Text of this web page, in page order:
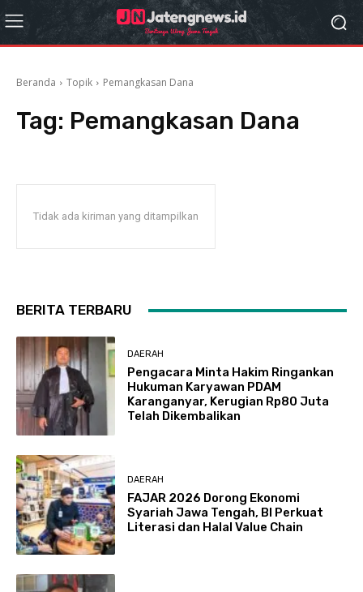
Beranda Topik Pemangkasan Dana
Tag: Pemangkasan Dana
Tidak ada kiriman yang ditampilkan
BERITA TERBARU
DAERAH
Pengacara Minta Hakim Ringankan
Hukuman Karyawan PDAM
Karanganyar, Kerugian Rp80 Juta
Telah Dikembalikan
DAERAH
FAJAR 2026 Dorong Ekonomi
Syariah Jawa Tengah, BI Perkuat
Literasi dan Halal Value Chain